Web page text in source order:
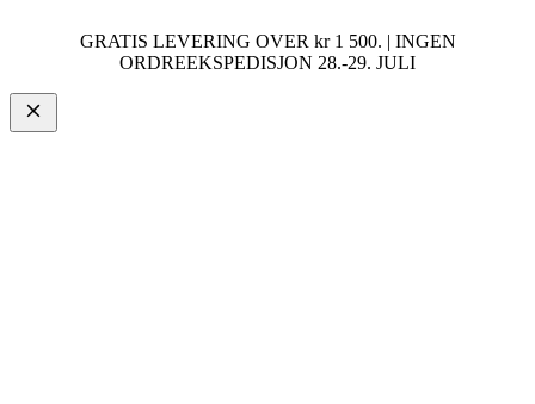
GRATIS LEVERING OVER kr 1 500. | INGEN
ORDREEKSPEDISJON 28.-29. JULI